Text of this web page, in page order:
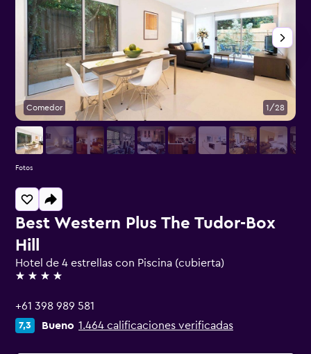
Best Western Plus The Tudor-Box
Hill
Hotel de 4 estrellas con Piscina (cubierta)
4 estrellas
+61 398 989 581
7,3 Bueno 1.464 calificaciones verificadas
Comedor 1/28
Fotos